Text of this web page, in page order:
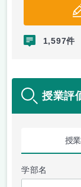
1,597件
授業評
授
学部名